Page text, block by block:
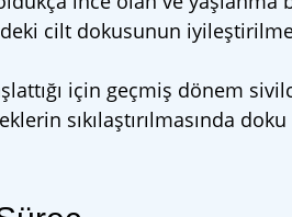
cilt dokusunun
için geçmiş dönem
sıkılaştırılmasında